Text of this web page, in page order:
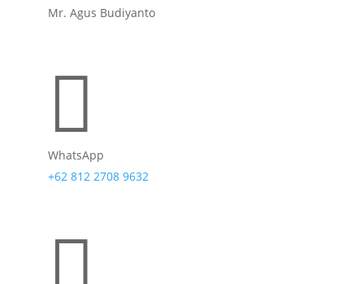
Mr. Agus Budiyanto

WhatsApp
+62 812 2708 9632